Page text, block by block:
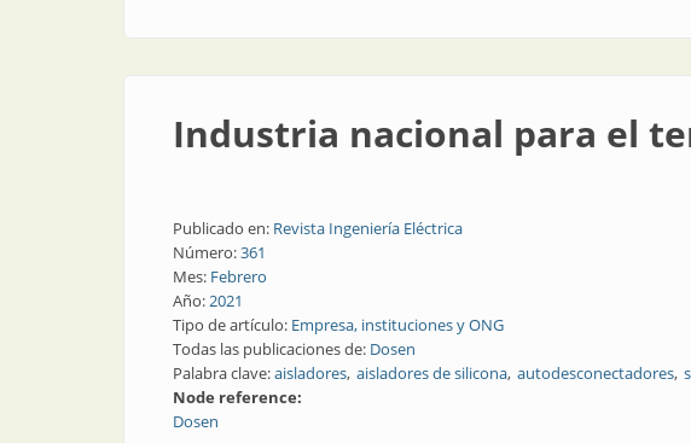
Industria nacional para el
Publicado en: Revista Ingeniería Eléctrica
Número:361
Mes: Febrero
Año:2021
Tipo de artículo: Empresa, instituciones y ONG
Todas las publicaciones de: Dosen
Palabra clave:aisladores aisladores de silicona autodesconectadores
Node reference:
Dosen